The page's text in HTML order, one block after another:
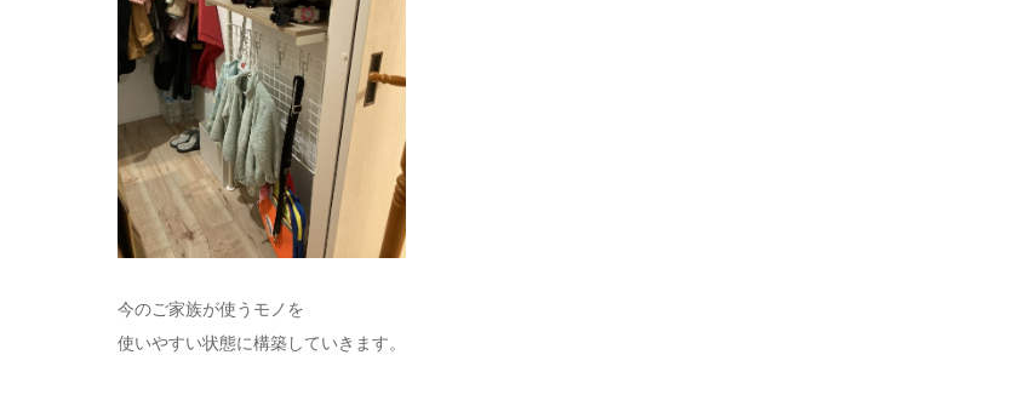
今のご家族が使うモノを
使いやすい状態に構築していきます。